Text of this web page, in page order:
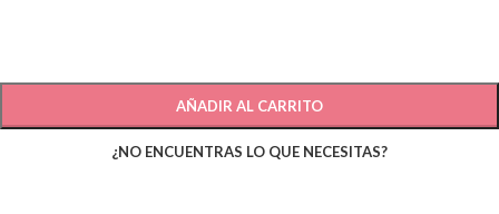
AÑADIR AL CARRITO
¿NO ENCUENTRAS LO QUE NECESITAS?